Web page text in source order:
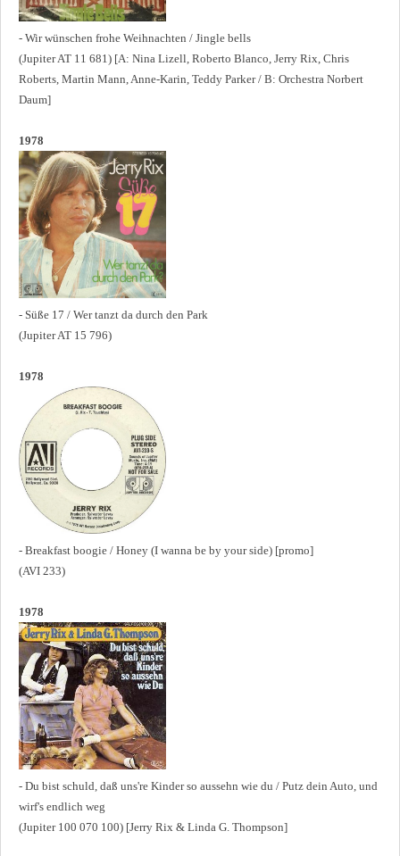
- Wir wünschen frohe Weihnachten / Jingle bells
(Jupiter AT 11 681) [A: Nina Lizell, Roberto Blanco, Jerry Rix, Chris
Roberts, Martin Mann, Anne-Karin, Teddy Parker / B: Orchestra Norbert
Daum]
1978
- Süße 17 / Wer tanzt da durch den Park
(Jupiter AT 15 796)
1978
- Breakfast boogie / Honey (I wanna be by your side) [promo]
(AVI 233)
1978
- Du bist schuld, daß uns're Kinder so aussehn wie du / Putz dein Auto, und
wirf's endlich weg
(Jupiter 100 070 100) [Jerry Rix & Linda G. Thompson]